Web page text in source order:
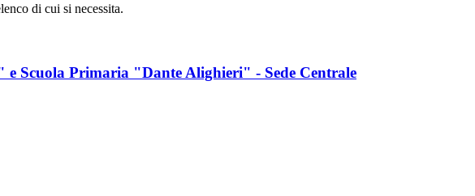
di cui si necessita.
Scuola Primaria "Dante Alighieri" - Sede Centrale